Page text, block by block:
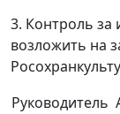
3. Контроль за
возложить на
Руководитель